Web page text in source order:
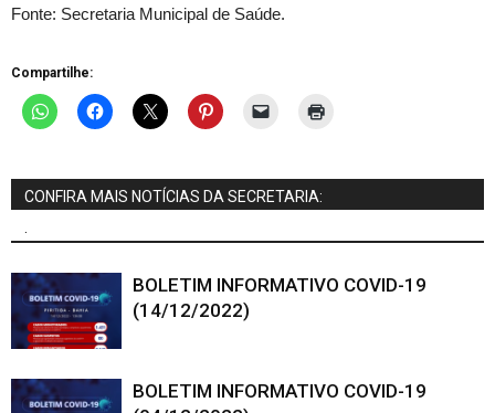
Fonte: Secretaria Municipal de Saúde.
Compartilhe:
CONFIRA MAIS NOTÍCIAS DA SECRETARIA:
BOLETIM INFORMATIVO COVID-19
(14/12/2022)
BOLETIM INFORMATIVO COVID-19